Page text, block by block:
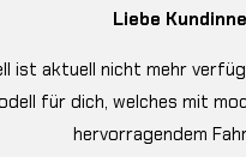
Liebe
ist aktuell nicht mehr
für dich, welches mit
hervorragendem